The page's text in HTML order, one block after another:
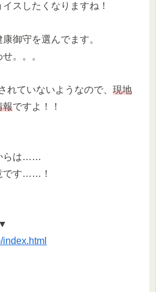
スしたくなりますね！
御守を選んでます。
。。。
れていないようなので、 現地
報ですよ！！
らは……
です……！